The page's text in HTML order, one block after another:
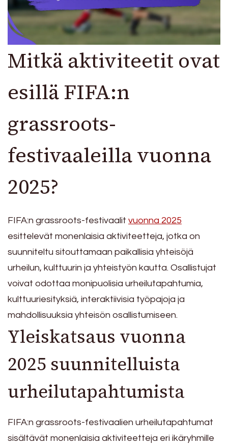
Mitkä aktiviteetit ovat
esillä FIFA:n
grassroots-
festivaaleilla vuonna
2025?
FIFA:n grassroots-festivaalit vuonna 2025
esittelevät monenlaisia aktiviteetteja, jotka on
suunniteltu sitouttamaan paikallisia yhteisöjä
urheilun, kulttuurin ja yhteistyön kautta. Osallistujat
voivat odottaa monipuolisia urheilutapahtumia,
kulttuuriesityksiä, interaktiivisia työpajoja ja
mahdollisuuksia yhteisön osallistumiseen.
Yleiskatsaus vuonna
2025 suunnitelluista
urheilutapahtumista
FIFA:n grassroots-festivaalien urheilutapahtumat
sisältävät monenlaisia aktiviteetteja eri ikäryhmille